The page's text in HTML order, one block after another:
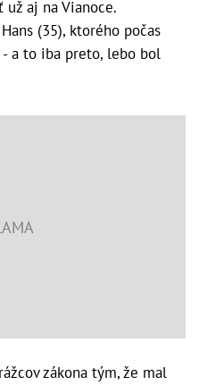
už aj na Vianoce.
(35), ktorého počas
a to iba preto, lebo bol
zákona tým, že mal